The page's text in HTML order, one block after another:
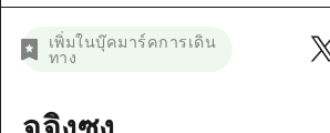
บริเวณรอบๆ มิยาจิมะ
สรุปการจราจรรอง
ข่าว
เพิ่มในบุ๊คมาร์คการเดิน
ทาง